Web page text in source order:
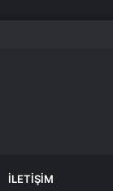
İLETIŞIM